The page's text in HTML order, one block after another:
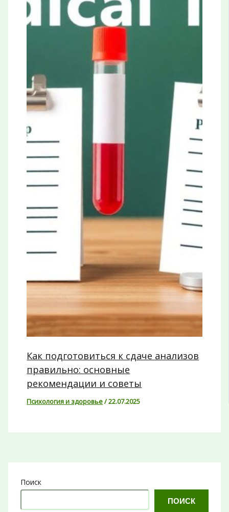
Как подготовиться к сдаче анализов
правильно: основные
рекомендации и советы
Психология и здоровье/22.07.2025
Поиск
ПОИСК